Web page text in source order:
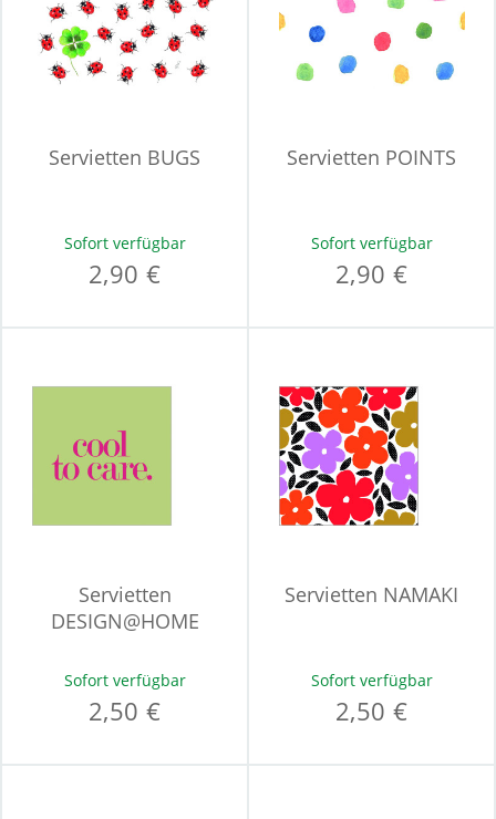
Servietten BUGS
Sofort verfügbar
2,90 €
Servietten POINTS
Sofort verfügbar
2,90 €
Servietten
DESIGN@HOME
Sofort verfügbar
2,50 €
Servietten NAMAKI
Sofort verfügbar
2,50 €